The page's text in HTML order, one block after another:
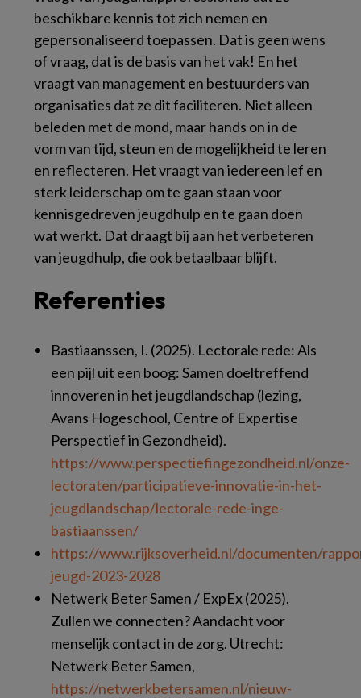
beschikbare kennis tot zich nemen en
gepersonaliseerd toepassen. Dat is geen wens
of vraag, dat is de basis van het vak! En het
vraagt van management en bestuurders van
organisaties dat ze dit faciliteren. Niet alleen
beleden met de mond, maarhands onin de
vorm van tijd, steun en de mogelijkheid te leren
en reflecteren. Het vraagt van iedereen lef en
sterk leiderschap om te gaan staan voor
kennisgedreven jeugdhulp en te gaan doen
wat werkt. Dat draagt bij aan het verbeteren
van jeugdhulp, die ook betaalbaar blijft.
Referenties
Bastiaanssen, I. (2025). Lectorale rede: Als
een pijl uit een boog: Samen doeltreffend
innoveren in het jeugdlandschap (lezing,
Avans Hogeschool, Centre of Expertise
Perspectief in Gezondheid).
https://www.perspectiefingezondheid.nl/onze-
lectoraten/participatieve-innovatie-in-het-
jeugdlandschap/lectorale-rede-inge-
bastiaanssen/
https://www.rijksoverheid.nl/documenten/
jeugd-2023-2028
Netwerk Beter Samen / ExpEx (2025).
Zullen we connecten? Aandacht voor
menselijk contact in de zorg. Utrecht:
Netwerk Beter Samen,
https://netwerkbetersamen.nl/nieuw-